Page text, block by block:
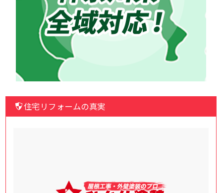
住宅リフォームの真実